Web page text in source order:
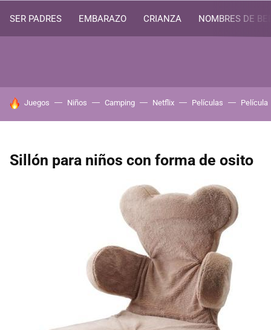
SER PADRES EMBARAZO CRIANZA NOMBRES DE
HOY SE HABLA DE
Juegos Niños Camping Netflix Películas Película
Sillón para niños con forma de osito